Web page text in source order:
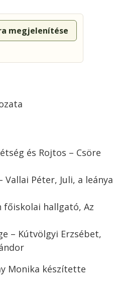
megjelenítése
és Rojtos – Csöre
Péter, Juli, a leánya
főiskolai hallgató, Az
– Kútvölgyi Erzsébet,
Monika készítette